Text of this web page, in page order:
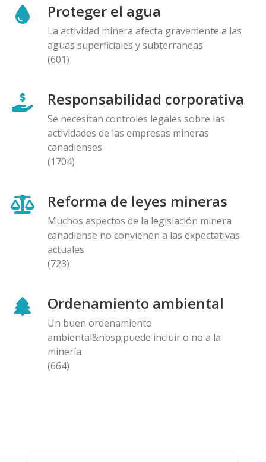
Proteger el agua
La actividad minera afecta gravemente a las
aguas superficiales y subterraneas
(601)
Responsabilidad corporativa
Se necesitan controles legales sobre las
actividades de las empresas mineras
canadienses
(1704)
Reforma de leyes mineras
Muchos aspectos de la legislación minera
canadiense no convienen a las expectativas
actuales
(723)
Ordenamiento ambiental
Un buen ordenamiento
ambiental&nbsp;puede incluir o no a la
minería
(664)